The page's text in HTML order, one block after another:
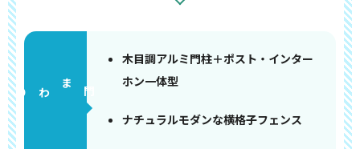
門まわり
木目調アルミ門柱＋ポスト・インター
ホン一体型
ナチュラルモダンな横格子フェンス